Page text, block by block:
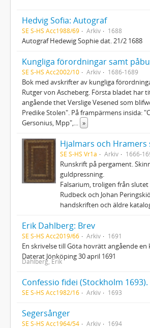
Hedvig Sofia: Autograf
SE S-HS Acc1988/69 Arkiv 1688
Autograf Hedewig Sophie dat. 21/2 1688
SE S-HS Acc2002/10 Arkiv 1686-1689
Bok med avskrifter av kungliga
Rutger von Ascheberg. Första bladet har
angående thet Verslige Vesened som
Predike Stolen". På frampärmens insida:
Gersonius, Mpp",
»
Hjalmars och Hramers
SE S-HS Vr1a Arkiv 1666-
Runskrift på pergament.
guldpressning.
Falsarium, troligen från
Rudbeck och Johan
handskriften och äldre
Erik Dahlberg: Brev
SE S-HS Acc2019/66 Arkiv 1691
En skrivelse till Göta hovrätt angående en
Daterat Jönköping 30 april 1691
Dahlberg, Erik
SE S-HS Acc1982/16 Arkiv 1693
Segersånger
SE S-HS Acc1964/54 Arkiv 1694